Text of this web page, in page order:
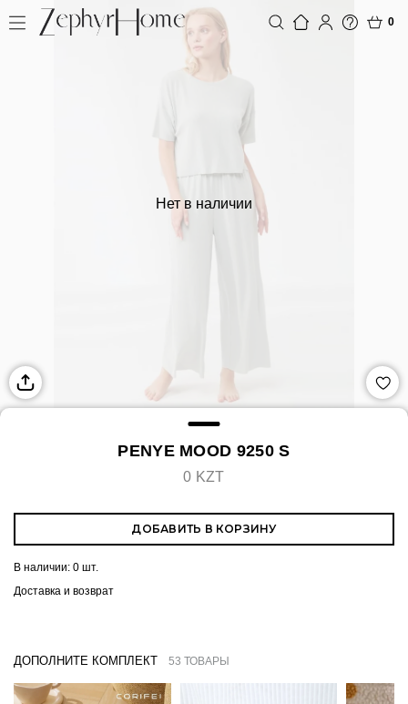
0
Нет в наличии
PENYE MOOD 9250 S
0 KZT
ДОБАВИТЬ В КОРЗИНУ
В наличии: 0 шт.
Доставка и возврат
ДОПОЛНИТЕ КОМПЛЕКТ 53 ТОВАРЫ